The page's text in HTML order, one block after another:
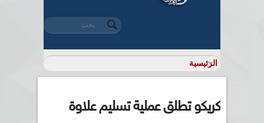
استمارة البحث
‏بحث ‏
كريكو تطلق عملية تسليم علاوة